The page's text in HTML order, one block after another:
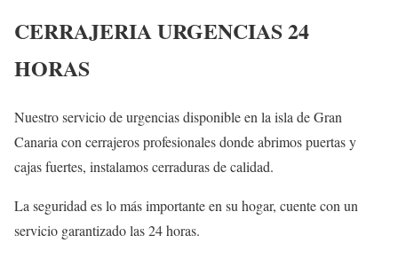
CERRAJERIA URGENCIAS 24
HORAS
Nuestro servicio de urgencias disponible en la isla de Gran
Canaria con cerrajeros profesionales donde abrimos puertas y
cajas fuertes, instalamos cerraduras de calidad.
La seguridad es lo más importante en su hogar, cuente con un
servicio garantizado las 24 horas.